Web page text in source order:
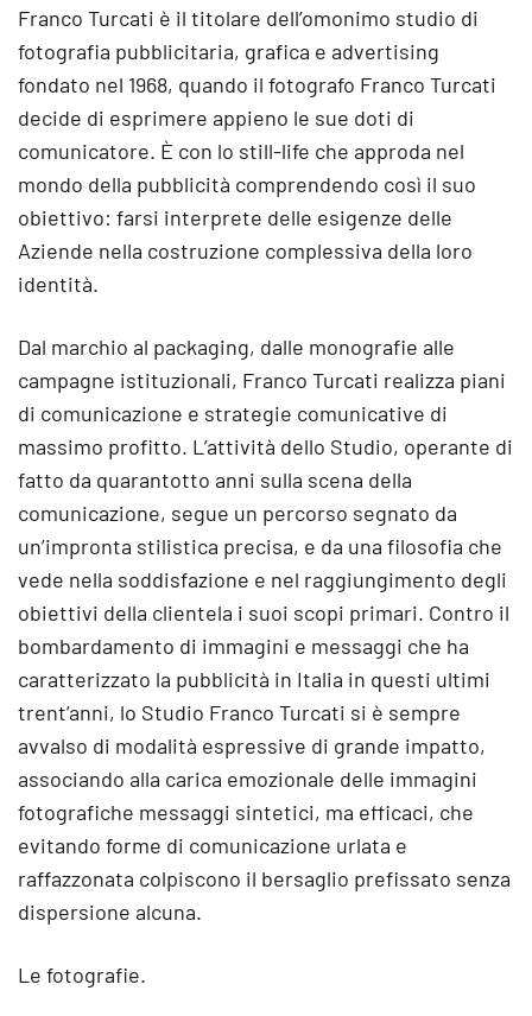
Franco Turcati è il titolare dell’omonimo studio di
fotografia pubblicitaria, grafica e advertising
fondato nel 1968, quando il fotografo Franco Turcati
decide di esprimere appieno le sue doti di
comunicatore. È con lo still-life che approda nel
mondo della pubblicità comprendendo così il suo
obiettivo: farsi interprete delle esigenze delle
Aziende nella costruzione complessiva della loro
identità.
Dal marchio al packaging, dalle monografie alle
campagne istituzionali, Franco Turcati realizza piani
di comunicazione e strategie comunicative di
massimo profitto. L’attività dello Studio, operante di
fatto da quarantotto anni sulla scena della
comunicazione, segue un percorso segnato da
un’impronta stilistica precisa, e da una filosofia che
vede nella soddisfazione e nel raggiungimento degli
obiettivi della clientela i suoi scopi primari. Contro il
bombardamento di immagini e messaggi che ha
caratterizzato la pubblicità in Italia in questi ultimi
trent’anni, lo Studio Franco Turcati si è sempre
avvalso di modalità espressive di grande impatto,
associando alla carica emozionale delle immagini
fotografiche messaggi sintetici, ma efficaci, che
evitando forme di comunicazione urlata e
raffazzonata colpiscono il bersaglio prefissato senza
dispersione alcuna.
Le fotografie.